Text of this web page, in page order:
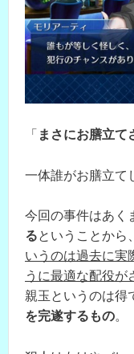
「 まさにお膳立て
一体誰がお膳立て
今回の事件はあく
るということから、
いうのは過去に実
うに最適な配役が
親玉というのは得
を完遂するもの。